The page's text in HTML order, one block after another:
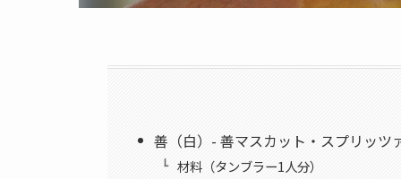
善（白）- 善マスカット・スプリッツ
材料（タンブラー1人分）